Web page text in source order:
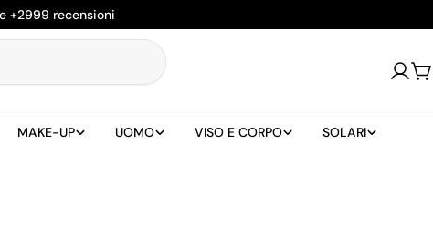
+2999 recensioni
Login
MAKE-UP UOMO VISO E CORPO SOLARI